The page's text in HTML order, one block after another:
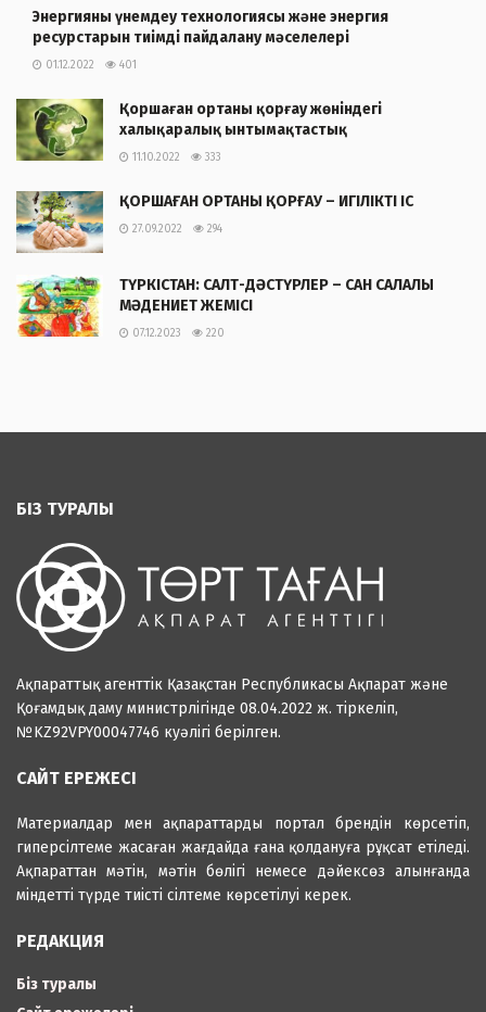
Энергияны үнемдеу технологиясы және энергия
ресурстарын тиімді пайдалану мәселелері
01.12.2022 401
Қоршаған ортаны қорғау жөніндегі
халықаралық ынтымақтастық
11.10.2022 333
ҚОРШАҒАН ОРТАНЫ ҚОРҒАУ – ИГІЛІКТІ ІС
27.09.2022 294
ТҮРКІСТАН: САЛТ-ДӘСТҮРЛЕР – САН САЛАЛЫ
МӘДЕНИЕТ ЖЕМІСІ
07.12.2023 220
БІЗ ТУРАЛЫ
Ақпараттық агенттік Қазақстан Республикасы Ақпарат және
Қоғамдық даму министрлігінде 08.04.2022 ж. тіркеліп,
№KZ92VPY00047746 куәлігі берілген.
САЙТ ЕРЕЖЕСІ
Материалдар мен ақпараттарды портал брендін көрсетіп,
гиперсілтеме жасаған жағдайда ғана қолдануға рұқсат етіледі.
Ақпараттан мәтін, мәтін бөлігі немесе дәйексөз алынғанда
міндетті түрде тиісті сілтеме көрсетілуі керек.
РЕДАКЦИЯ
Біз туралы